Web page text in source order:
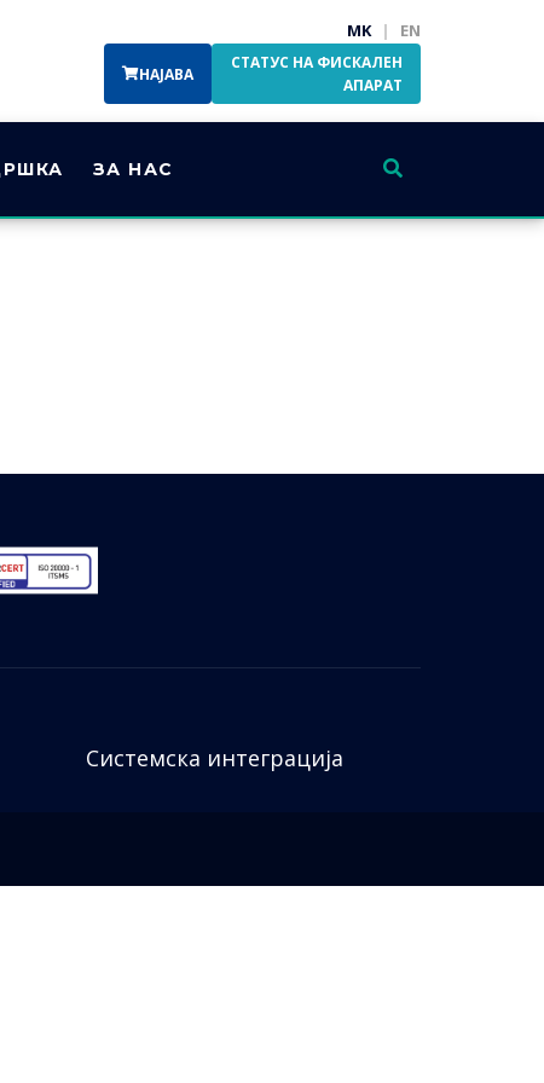
MK | EN
НАЈАВА
СТАТУС НА ФИСКАЛЕН
АПАРАТ
ЗА НАС
Системска интеграција